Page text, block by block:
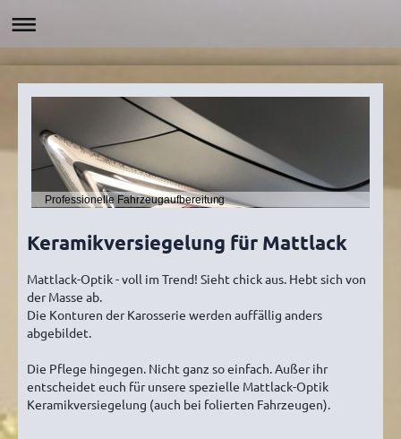
Professionelle Fahrzeugaufbereitung
Keramikversiegelung für Mattlack
Mattlack-Optik - voll im Trend! Sieht chick aus. Hebt sich von
der Masse ab.
Die Konturen der Karosserie werden auffällig anders
abgebildet.
Die Pflege hingegen. Nicht ganz so einfach. Außer ihr
entscheidet euch für unsere spezielle Mattlack-Optik
Keramikversiegelung (auch bei folierten Fahrzeugen).